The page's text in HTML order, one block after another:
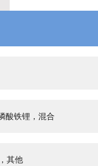
酸铁锂，混合
其他